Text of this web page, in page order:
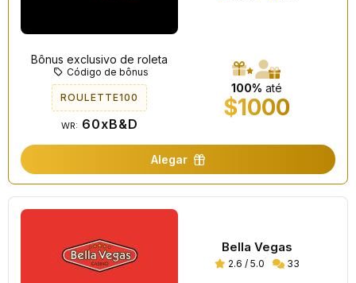
100% até
$1000
Bônus exclusivo de roleta
Código de bônus
ROULETTE100
WR: 60xB&D
Alegar
Bella Vegas
2.6 / 5.0 33